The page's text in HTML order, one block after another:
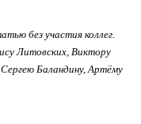
без участия коллег.
Литовских, Виктору
Баландину, Артёму